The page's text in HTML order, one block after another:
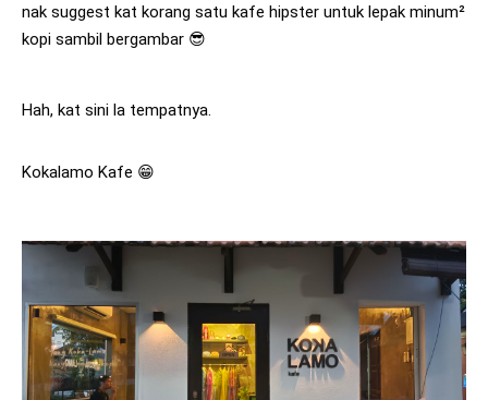
nak suggest kat korang satu kafe hipster untuk lepak minum²
kopi sambil bergambar 😎
Hah, kat sini la tempatnya.
Kokalamo Kafe 😁